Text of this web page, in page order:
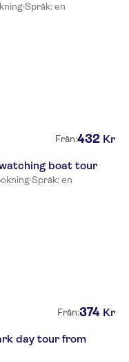
·Språk: en
Från:432 Kr
boat tour
·Språk: en
Från:374 Kr
day tour from